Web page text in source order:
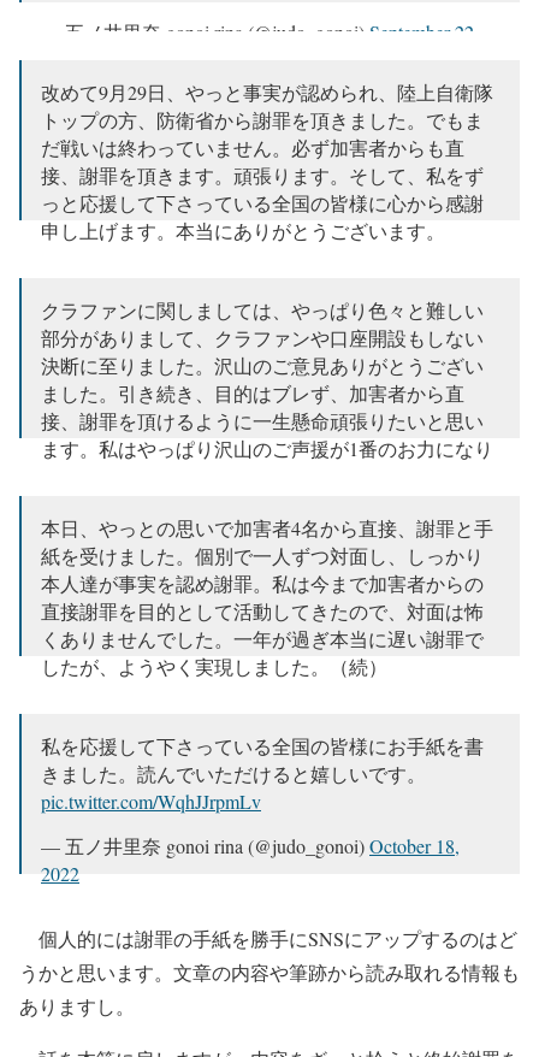
— 五ノ井里奈 gonoi rina (@judo_gonoi) September 22,
改めて9月29日、やっと事実が認められ、陸上自衛隊
トップの方、防衛省から謝罪を頂きました。でもま
だ戦いは終わっていません。必ず加害者からも直
接、謝罪を頂きます。頑張ります。そして、私をず
っと応援して下さっている全国の皆様に心から感謝
申し上げます。本当にありがとうございます。
— 五ノ井里奈 gonoi rina (@judo_gonoi) September 29,
2022
クラファンに関しましては、やっぱり色々と難しい
部分がありまして、クラファンや口座開設もしない
決断に至りました。沢山のご意見ありがとうござい
ました。引き続き、目的はブレず、加害者から直
接、謝罪を頂けるように一生懸命頑張りたいと思い
ます。私はやっぱり沢山のご声援が1番のお力になり
— 五ノ井里奈 gonoi rina (@judo_gonoi)October 3, 2022
本日、やっとの思いで加害者4名から直接、謝罪と手
紙を受けました。個別で一人ずつ対面し、しっかり
本人達が事実を認め謝罪。私は今まで加害者からの
直接謝罪を目的として活動してきたので、対面は怖
くありませんでした。一年が過ぎ本当に遅い謝罪で
したが、ようやく実現しました。（続）
— 五ノ井里奈 gonoi rina (@judo_gonoi)October 17,
2022
私を応援して下さっている全国の皆様にお手紙を書
きました。読んでいただけると嬉しいです。
pic.twitter.com/WqhJJrpmLv
— 五ノ井里奈 gonoi rina (@judo_gonoi)October 18,
2022
個人的には謝罪の手紙を勝手にSNSにアップするのはど
うかと思います。文章の内容や筆跡から読み取れる情報も
ありますし。